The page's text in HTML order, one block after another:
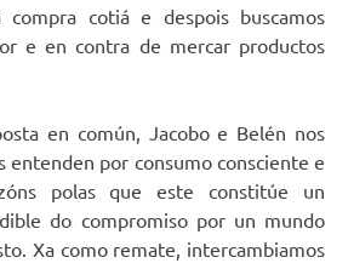
cotiá e despois buscamos
e en contra de mercar productos
en común, Jacobo e Belén nos
entenden por consumo consciente e
polas que este constitúe un
do compromiso por un mundo
Xa como remate, intercambiamos